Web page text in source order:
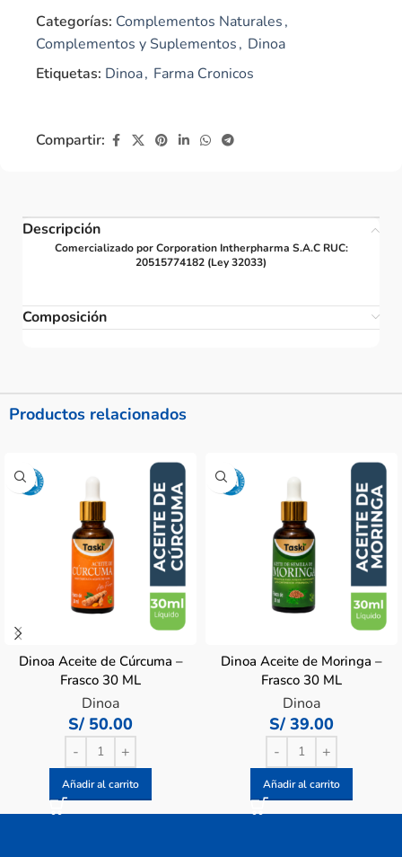
Categorías: Complementos Naturales,
Complementos y Suplementos, Dinoa
Etiquetas: Dinoa, Farma Cronicos
Compartir:
Descripción
Comercializado por Corporation Intherpharma S.A.C RUC:
20515774182 (Ley 32033)
Composición
Productos relacionados
Dinoa Aceite de Cúrcuma –
Frasco 30 ML
Dinoa
S/ 50.00
Añadir al carrito
Dinoa Aceite de Moringa –
Frasco 30 ML
Dinoa
S/ 39.00
Añadir al carrito